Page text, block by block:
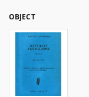
OBJECT